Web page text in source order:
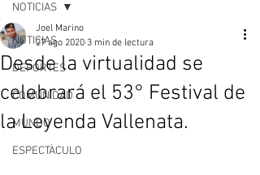
NOTICIAS
DEPORTES
COMUNIDAD
MUNDO
ESPECTÀCULO
NOTICIAS
Desde la virtualidad se
celebrará el 53° Festival de
la Leyenda Vallenata.
Joel Marino
27 ago 2020 3 min de lectura